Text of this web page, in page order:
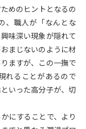
ジュールを立てよう
ル全国一斉進学調査
めのヒントとなるの
、職人が「なんとな
味深い現象が隠れて
まじないのように材
ますが、この一撫で
れることがあるので
いった高分子が、切
にすることで、より